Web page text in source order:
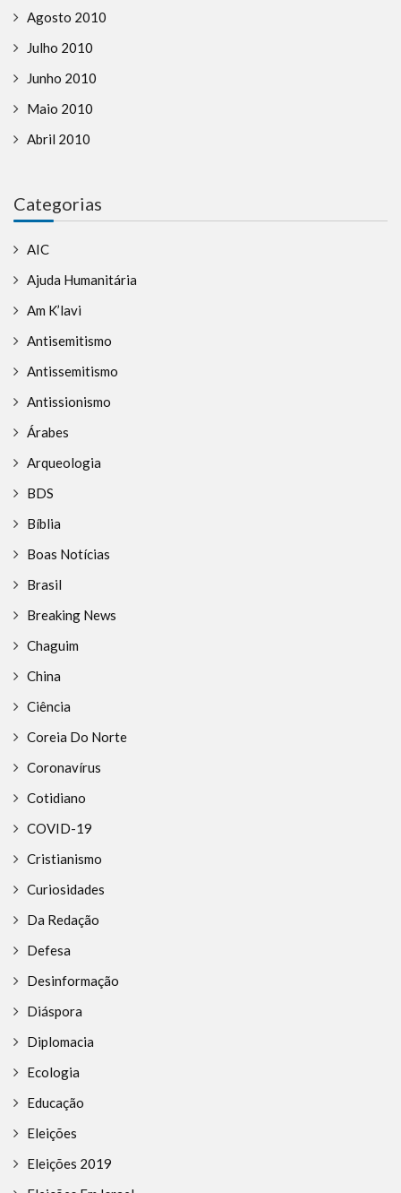
Agosto 2010
Julho 2010
Junho 2010
Maio 2010
Abril 2010
Categorias
AIC
Ajuda Humanitária
Am K’lavi
Antisemitismo
Antissemitismo
Antissionismo
Árabes
Arqueologia
BDS
Bíblia
Boas Notícias
Brasil
Breaking News
Chaguim
China
Ciência
Coreia Do Norte
Coronavírus
Cotidiano
COVID-19
Cristianismo
Curiosidades
Da Redação
Defesa
Desinformação
Diáspora
Diplomacia
Ecologia
Educação
Eleições
Eleições 2019